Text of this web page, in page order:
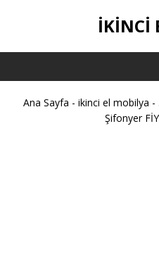
IKINCI
Ana Sayfa - ikinci el mobilya -
Şifonyer